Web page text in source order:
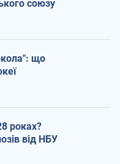
союзу
що
роках?
від НБУ